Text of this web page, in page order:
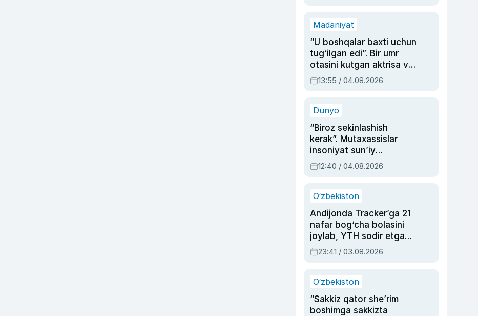
Madaniyat
“U boshqalar baxti uchun
tug‘ilgan edi”. Bir umr
otasini kutgan aktrisa va
dublyaj ustasi Rimma
Ahmedovaning
13:55 / 04.08.2026
Dunyo
“Biroz sekinlashish
kerak”. Mutaxassislar
insoniyat sun’iy
intellektni boshqara
olmay qolishidan xavotir
12:40 / 04.08.2026
O‘zbekiston
Andijonda Tracker’ga 21
nafar bog‘cha bolasini
joylab, YTH sodir etgan
ayolga sud hukmi o‘qildi
23:41 / 03.08.2026
O‘zbekiston
“Sakkiz qator she’rim
boshimga sakkizta